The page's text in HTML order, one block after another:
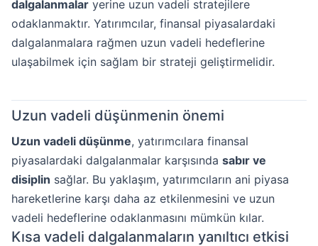
dalgalanmalar yerine uzun vadeli stratejilere
odaklanmaktır. Yatırımcılar, finansal piyasalardaki
dalgalanmalara rağmen uzun vadeli hedeflerine
ulaşabilmek için sağlam bir strateji geliştirmelidir.
Uzun vadeli düşünmenin önemi
Uzun vadeli düşünme, yatırımcılara finansal
piyasalardaki dalgalanmalar karşısında sabır ve
disiplin sağlar. Bu yaklaşım, yatırımcıların ani piyasa
hareketlerine karşı daha az etkilenmesini ve uzun
vadeli hedeflerine odaklanmasını mümkün kılar.
Kısa vadeli dalgalanmaların yanıltıcı etkisi